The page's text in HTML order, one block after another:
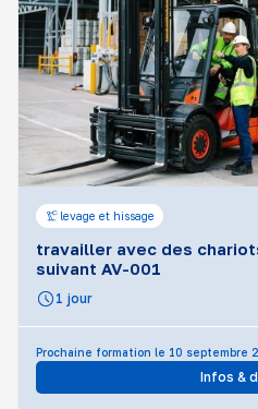
levage et hissage
travailler avec des
suivant AV-001
1 jour
Prochaine formation le 10 septembre
Infos &